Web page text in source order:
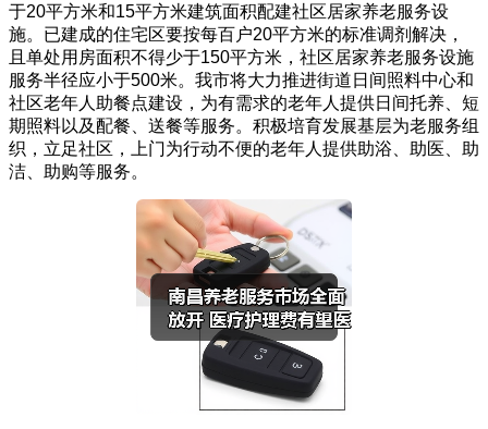
于20平方米和15平方米建筑面积配建社区居家养老服务设
施。已建成的住宅区要按每百户20平方米的标准调剂解决，
且单处用房面积不得少于150平方米，社区居家养老服务设施
服务半径应小于500米。我市将大力推进街道日间照料中心和
社区老年人助餐点建设，为有需求的老年人提供日间托养、短
期照料以及配餐、送餐等服务。积极培育发展基层为老服务组
织，立足社区，上门为行动不便的老年人提供助浴、助医、助
洁、助购等服务。